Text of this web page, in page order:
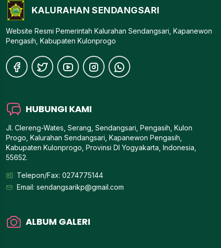
KALURAHAN SENDANGSARI
Website Resmi Pemerintah Kalurahan Sendangsari, Kapanewon
Pengasih, Kabupaten Kulonprogo
HUBUNGI KAMI
Jl. Clereng-Wates, Serang, Sendangsari, Pengasih, Kulon
Progo, Kalurahan Sendangsari, Kapanewon Pengasih,
Kabupaten Kulonprogo, Provinsi DI Yogyakarta, Indonesia,
55652.
Telepon/Fax: 0274775144
Email: sendangsarikp@gmail.com
ALBUM GALERI